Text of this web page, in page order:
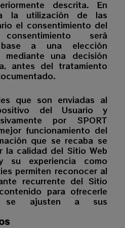
descrita. En
la utilización de las
el consentimiento del
será
a una elección
una decisión
antes del tratamiento
que son enviadas al
del Usuario y
por SPORT
funcionamiento del
que se recaba se
la calidad del Sitio Web
experiencia como
permiten reconocer al
recurrente del Sitio
para ofrecerle
se ajusten a sus